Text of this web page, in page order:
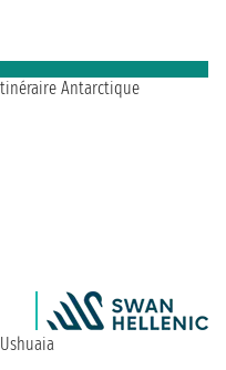
Ushuaia